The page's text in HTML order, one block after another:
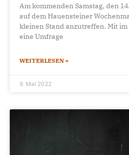
Am kommenden Samstag, den
auf dem Hauensteiner
kleinen Stand anzutreffen. Mit im
eine Umfrage
WEITERLESEN »
9. Mai 2022